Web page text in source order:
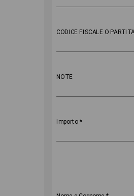
CODICE FISCALE O
NOTE
Importo*